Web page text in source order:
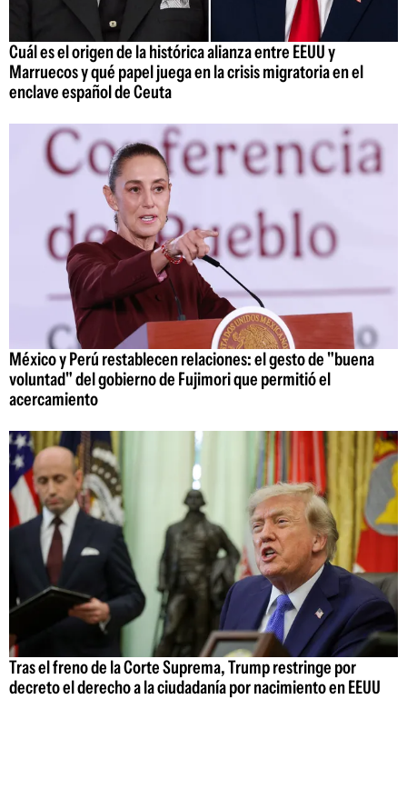
Cuál es el origen de la histórica alianza entre EEUU y
Marruecos y qué papel juega en la crisis migratoria en el
enclave español de Ceuta
México y Perú restablecen relaciones: el gesto de "buena
voluntad" del gobierno de Fujimori que permitió el
acercamiento
Tras el freno de la Corte Suprema, Trump restringe por
decreto el derecho a la ciudadanía por nacimiento en EEUU